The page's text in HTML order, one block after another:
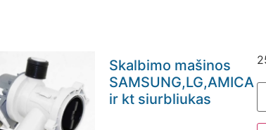
Skalbimo mašinos
SAMSUNG,LG,AMICA
ir kt siurbliukas